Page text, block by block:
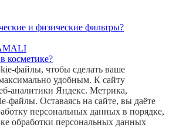
и физические фильтры?
косметике?
файлы, чтобы сделать ваше
удобным. К cайту
аналитики Яндекс. Метрика,
файлы. Оставаясь на сайте, вы даёте
персональных данных в порядке,
обработки персональных данных